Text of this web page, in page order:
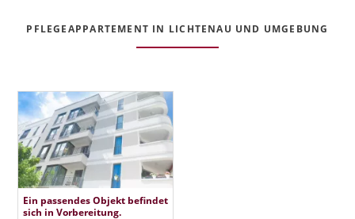
PFLEGEAPPARTEMENT IN LICHTENAU UND UMGEBUNG
Ein passendes Objekt befindet
sich in Vorbereitung.